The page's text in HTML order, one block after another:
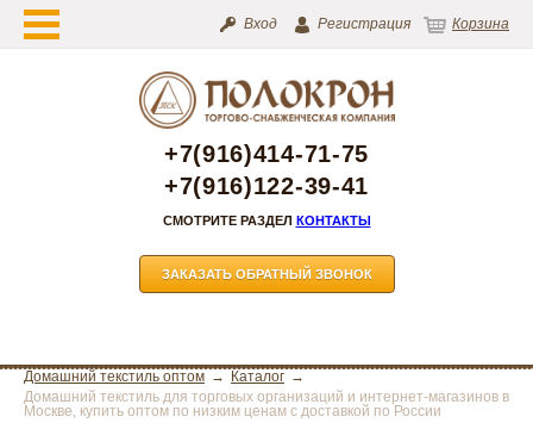
Вход Регистрация Корзина
+7(916)414-71-75
+7(916)122-39-41
СМОТРИТЕ РАЗДЕЛ КОНТАКТЫ
ЗАКАЗАТЬ ОБРАТНЫЙ ЗВОНОК
Домашний текстиль оптом
Каталог
Домашний текстиль для торговых организаций и интернет-магазинов в
Москве, купить оптом по низким ценам с доставкой по России